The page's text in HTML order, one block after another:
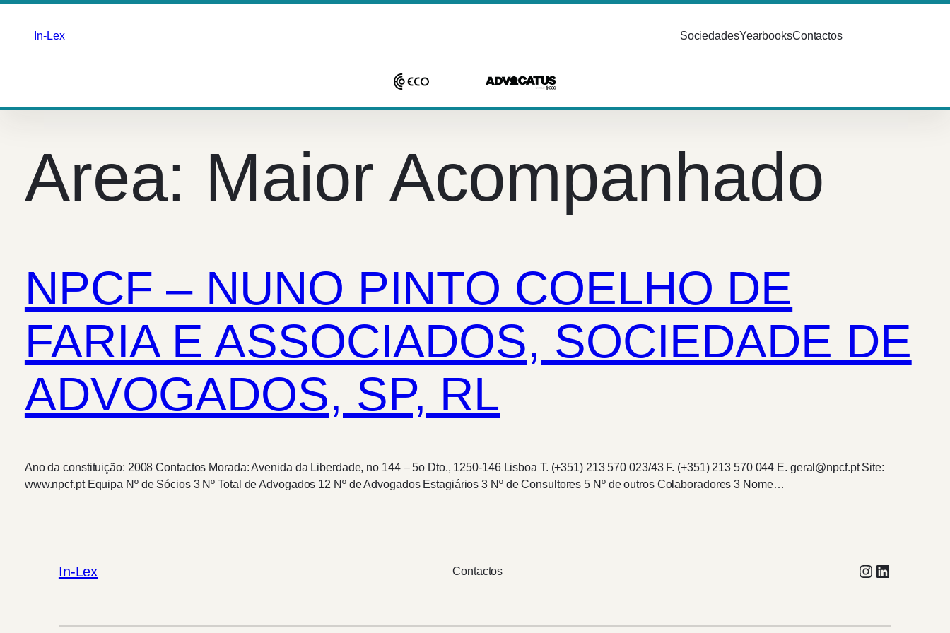
conteúdo
In-Lex SociedadesYearbooksContactos
Area: Maior Acompanhado
NPCF – NUNO PINTO COELHO DE
FARIA E ASSOCIADOS, SOCIEDADE DE
ADVOGADOS, SP, RL
Ano da constituição: 2008 Contactos Morada: Avenida da Liberdade, no 144 – 5o Dto., 1250-146 Lisboa T. (+351) 213 570 023/43 F. (+351) 213 570 044 E. geral@npcf.pt Site:
www.npcf.pt Equipa Nº de Sócios 3 Nº Total de Advogados 12 Nº de Advogados Estagiários 3 Nº de Consultores 5 Nº de outros Colaboradores 3 Nome…
In-Lex Contactos Instagram
LinkedIn